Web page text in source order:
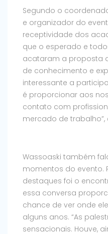
Segundo o
e organizador do
receptividade dos
que o esperado e
acataram a proposta
de conhecimento e
interessante a
é proporcionar aos
contato com
mercado de trabalho”,
Wassoaski também
momentos do evento.
destaques foi o
essa conversa
chance de ver onde
alguns anos. “As
sensacionais. Houve,